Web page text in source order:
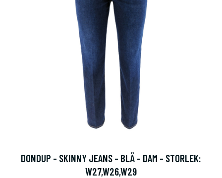
DONDUP - SKINNY JEANS - BLÅ - DAM - STORLEK:
W27,W26,W29